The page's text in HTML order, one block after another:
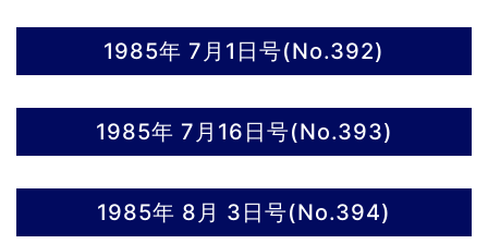
1985年 7月1日号(No.392)
1985年 7月16日号(No.393)
1985年 8月 3日号(No.394)